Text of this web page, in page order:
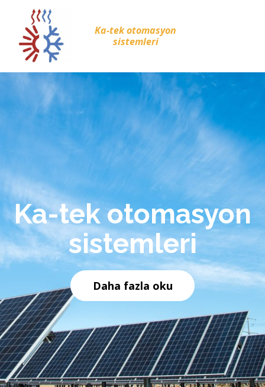
Ka-tek otomasyon
sistemleri
Ka-tek otomasyon
sistemleri
Daha fazla oku